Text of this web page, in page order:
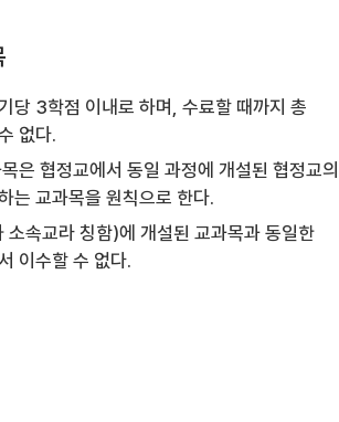
당 3학점 이내로 하며, 수료할 때까지 총
없다.
은 협정교에서 동일 과정에 개설된 협정교의
는 교과목을 원칙으로 한다.
소속교라 칭함)에 개설된 교과목과 동일한
이수할 수 없다.